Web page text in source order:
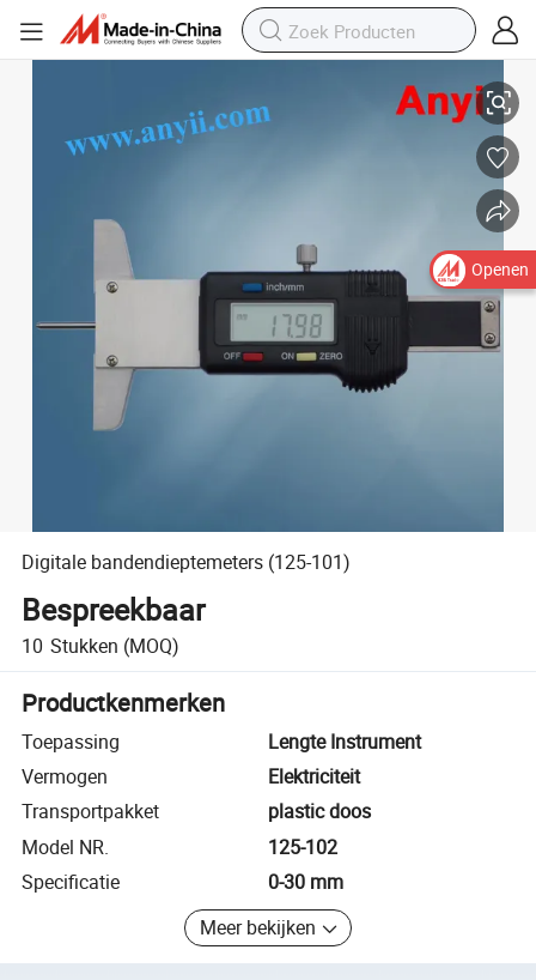
Digitale bandendieptemeters (125-101)
Bespreekbaar
10 Stukken (MOQ)
Productkenmerken
Toepassing
Lengte Instrument
Vermogen
Elektriciteit
Transportpakket
plastic doos
Model NR.
125-102
Specificatie
0-30 mm
Meer bekijken
Openen